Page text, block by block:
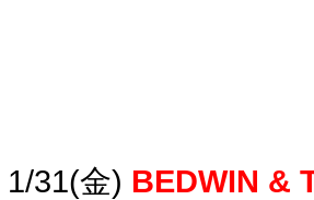
1/31(金) BEDWIN &